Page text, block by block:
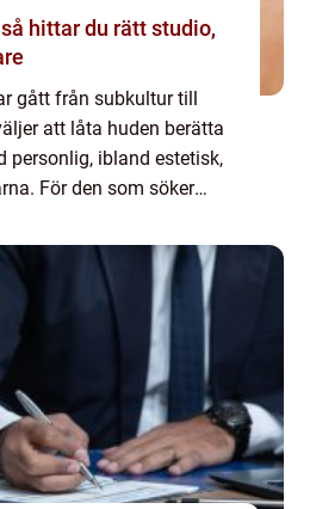
gått från subkultur till
att låta huden berätta
personlig, ibland estetisk,
För den som söker
stil, storlek...